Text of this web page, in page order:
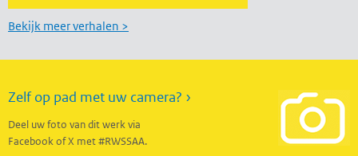
Bekijk meer verhalen >
Zelf op pad met uw camera? ›
Deel uw foto van dit werk via
Facebook of X met #RWSSAA.